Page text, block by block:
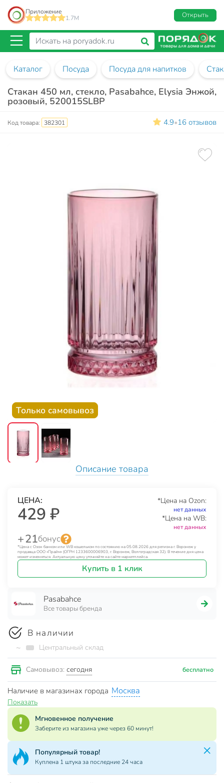
Приложение
1.7M
Открыть
Каталог Посуда Посуда для напитков
Стакан 450 мл, стекло, Pasabahce, Elysia Энжой,
розовый, 520015SLBP
Код товара: 382301 4.9•16 отзывов
Только самовывоз
Описание товара
ЦЕНА:
429 ₽
*Цена на Ozon:
нет данных
*Цена на WB:
нет данных
+ 21бонус
*Цена с Озон банком или WB кошельком по состоянию на 05.08.2026 для региона г. Воронеж у
продавца ООО «Прайм» (ОГРН 1233600006903, г. Воронеж, Волгоградская 32). В течение дня цена
может изменяться. Актуальную цену уточняйте на сайте маркетплейса.
Купить в 1 клик
Pasabahce
Все товары бренда
В наличии
~ Центральный склад
Самовывоз: сегодня бесплатно
Наличие в магазинах города Москва
Показать
Мгновенное получение
Заберите из магазина уже через 60 минут!
Популярный товар!
Куплена 1 штука за последние 24 часа